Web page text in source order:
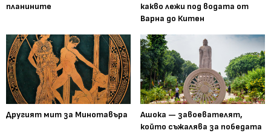
планините
какво лежи под водата от
Варна до Китен
Другият мит за Минотавъра
Ашока — завоевателят,
който съжалява за победата